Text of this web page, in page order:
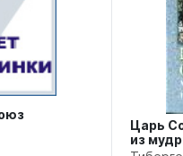
Царь
из